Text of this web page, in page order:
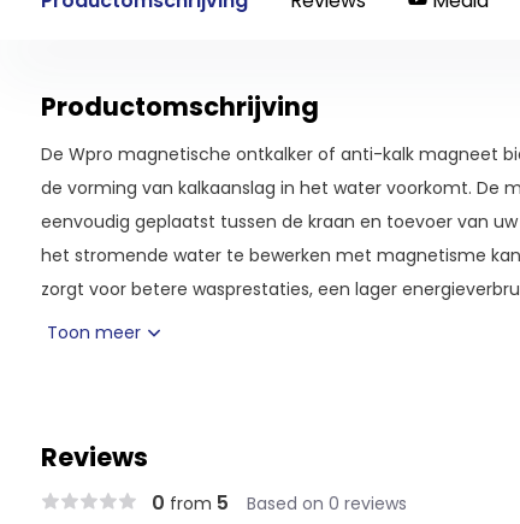
Productomschrijving
De Wpro magnetische ontkalker of anti-kalk magneet
de vorming van kalkaanslag in het water voorkomt. De
eenvoudig geplaatst tussen de kraan en toevoer van
het stromende water te bewerken met magnetisme
zorgt voor betere wasprestaties, een lager
uw machine. Deze eenvoudig te installeren accessoire
Toon meer
Reviews
0 from 5 Based on 0 reviews